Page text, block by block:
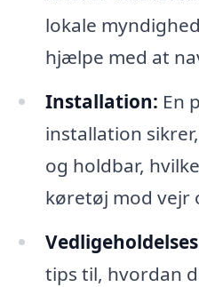
lokale
hjælpe med at
Installation: En
installation
og holdbar,
køretøj mod vejr
tips til, hvordan